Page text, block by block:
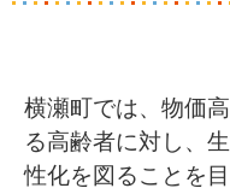
横瀬町では、物価
る高齢者に対し、
性化を図ることを